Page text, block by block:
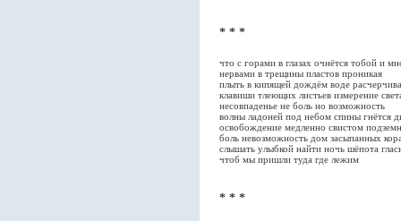
* * *
что с горами в глазах очнётся тобой и
нервами в трещины пластов проникая
плыть в кипящей дождём воде
клавиши тлеющих листьев измерение
несовпаденье не боль но возможность
волны ладоней под небом спины гнётся
освобождение медленно свистом
боль невозможность дом засыпанных
слышать улыбкой найти ночь шёпота
чтоб мы пришли туда где лежим
* * *